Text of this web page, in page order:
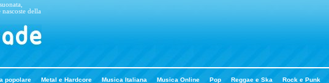
della
popolare Metal e Hardcore Musica Italiana Musica Online Pop Reggae e Ska Rock e Punk